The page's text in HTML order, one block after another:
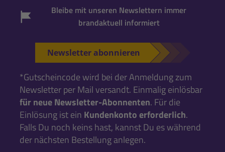
Bleibe mit unseren Newslettern immer
brandaktuell informiert
Newsletter abonnieren
*Gutscheincode wird bei der Anmeldung zum
Newsletter per Mail versandt. Einmalig einlösbar
für neue Newsletter-Abonnenten. Für die
Einlösung ist ein Kundenkonto erforderlich.
Falls Du noch keins hast, kannst Du es während
der nächsten Bestellung anlegen.